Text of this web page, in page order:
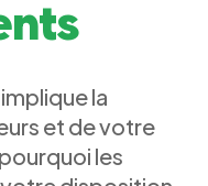
implique la
et de votre
les